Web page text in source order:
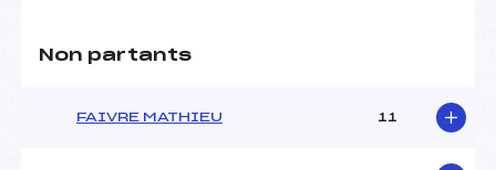
Non partants
FAIVRE MATHIEU 11